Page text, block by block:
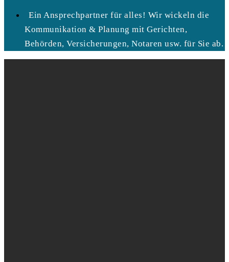
Ein Ansprechpartner für alles! Wir wickeln die
Kommunikation & Planung mit Gerichten,
Behörden, Versicherungen, Notaren usw. für Sie ab.